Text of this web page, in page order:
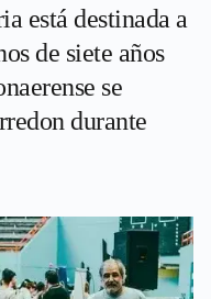
está destinada a
de siete años
se
durante